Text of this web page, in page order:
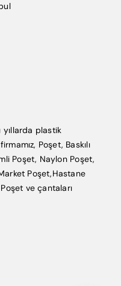
plastik
Poşet, Baskılı
Poşet, Naylon Poşet,
Poşet,Hastane
ve çantaları